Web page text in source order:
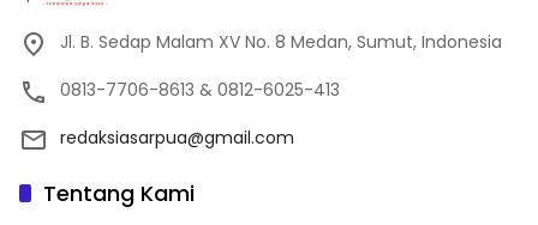
Jl. B. Sedap Malam XV No. 8 Medan, Sumut, Indonesia
0813-7706-8613 & 0812-6025-413
redaksiasarpua@gmail.com
Tentang Kami